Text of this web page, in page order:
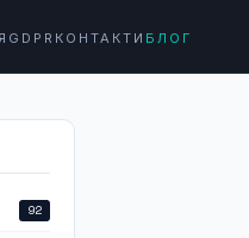
GDPR КОНТАКТИ БЛОГ
92